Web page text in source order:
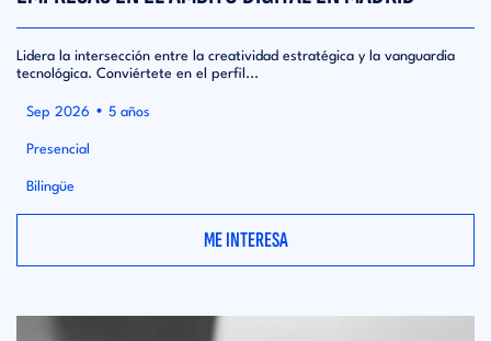
Lidera la intersección entre la creatividad estratégica y la vanguardia
tecnológica. Conviértete en el perfil...
Sep 2026 • 5 años
Presencial
Bilingüe
ME INTERESA